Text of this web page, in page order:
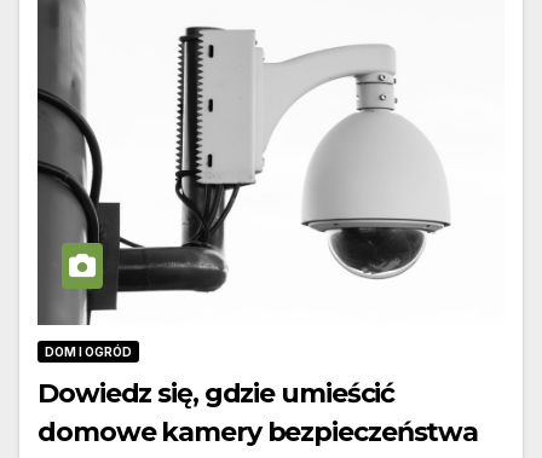
DOM I OGRÓD
Dowiedz się, gdzie umieścić
domowe kamery bezpieczeństwa